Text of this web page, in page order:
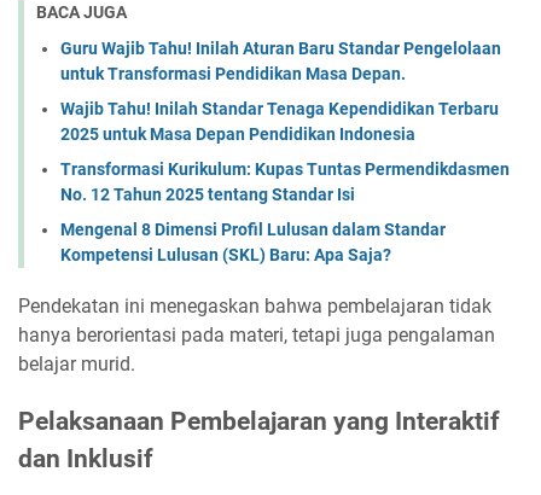
BACA JUGA
Guru Wajib Tahu! Inilah Aturan Baru Standar Pengelolaan
untuk Transformasi Pendidikan Masa Depan.
Wajib Tahu! Inilah Standar Tenaga Kependidikan Terbaru
2025 untuk Masa Depan Pendidikan Indonesia
Transformasi Kurikulum: Kupas Tuntas Permendikdasmen
No. 12 Tahun 2025 tentang Standar Isi
Mengenal 8 Dimensi Profil Lulusan dalam Standar
Kompetensi Lulusan (SKL) Baru: Apa Saja?
Pendekatan ini menegaskan bahwa pembelajaran tidak
hanya berorientasi pada materi, tetapi juga pengalaman
belajar murid.
Pelaksanaan Pembelajaran yang Interaktif
dan Inklusif